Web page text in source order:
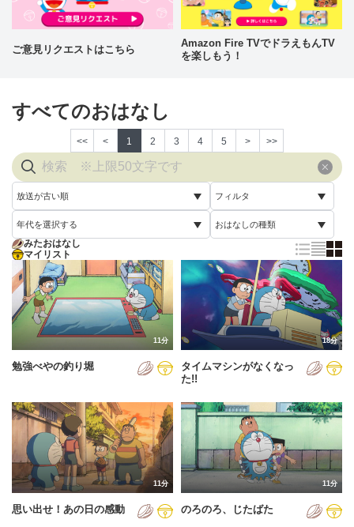
ご意見リクエストはこちら
Amazon Fire TVでドラえもんTV
を楽しもう！
すべてのおはなし
<< < 1 2 3 4 5 > >>
放送が古い順
放送が古い順
放送が新しい順
配信が古い順
配信が新しい順
あいうえお順(降順)
動画が長い順
動画が短い順
フィルタ
すべて
未視聴
年代を選択する
すべて
2005年
2006年
2007年
2008年
2011年
2012年
2013年
おはなしの種類
通常回
誕生日スペシャル
みたおはなし
マイリスト
11分
勉強べやの釣り堀
18分
タイムマシンがなくなっ
た!!
11分
思い出せ！あの日の感動
11分
のろのろ、じたばた